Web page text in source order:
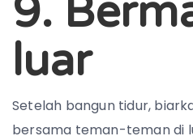
9.
luar
Setelah bangun tidur,
bersama teman-teman di